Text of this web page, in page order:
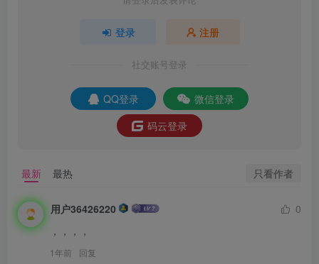
登录 注册
社交账号登录
QQ登录
微信登录
码云登录
最新 最热 只看作者
用户36426220
0
，，，，
1年前 回复